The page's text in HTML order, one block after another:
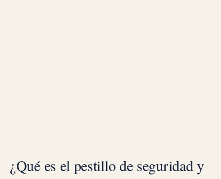
¿Qué es el pestillo de seguridad y